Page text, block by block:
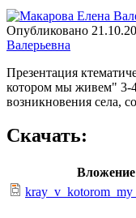
Опубликовано
Валерьевна
Презентация
котором мы живем" 3-4
возникновения села,
Скачать:
Вложение